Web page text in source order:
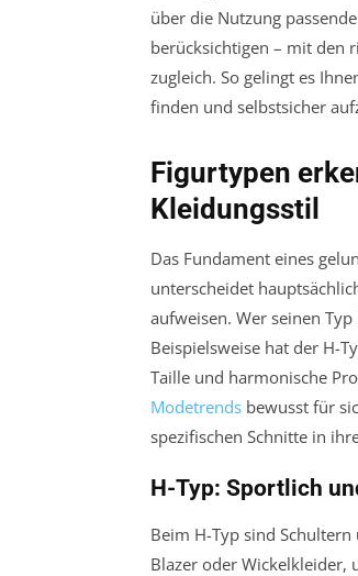
über die Nutzung
berücksichtigen – mit den
zugleich. So gelingt es
finden und selbstsicher
Figurtypen
Kleidungsstil
Das Fundament eines
unterscheidet
aufweisen. Wer seinen
Beispielsweise hat der H-
Taille und harmonische
Modetrends bewusst für
spezifischen Schnitte in
H-Typ: Sportlich
Beim H-Typ sind
Blazer oder